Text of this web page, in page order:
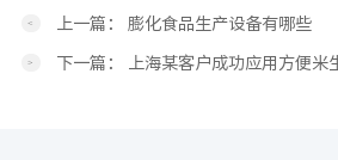
上一篇： 膨化食品生产设备有哪些
下一篇： 上海某客户成功应用方便米